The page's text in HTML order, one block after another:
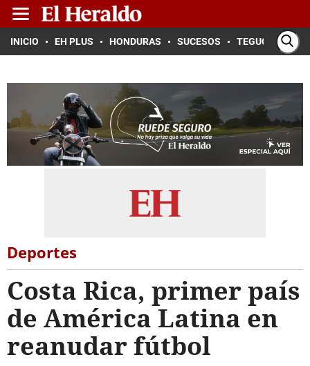
INICIO EH PLUS HONDURAS SUCESOS TEGUCIGALPA
Deportes
Costa Rica, primer país
de América Latina en
reanudar fútbol